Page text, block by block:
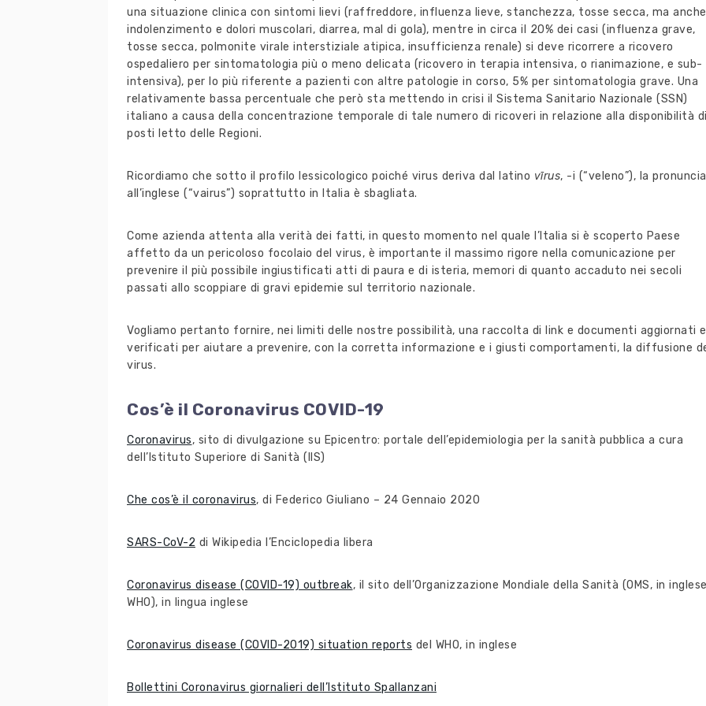
una situazione clinica con sintomi lievi (raffreddore, influenza lieve, stanchezza, tosse secca, ma anche
indolenzimento e dolori muscolari, diarrea, mal di gola), mentre in circa il 20% dei casi (influenza grave,
tosse secca, polmonite virale interstiziale atipica, insufficienza renale) si deve ricorrere a ricovero
ospedaliero per sintomatologia più o meno delicata (ricovero in terapia intensiva, o rianimazione, e sub-
intensiva), per lo più riferente a pazienti con altre patologie in corso, 5% per sintomatologia grave. Una
relativamente bassa percentuale che però sta mettendo in crisi il Sistema Sanitario Nazionale (SSN)
italiano a causa della concentrazione temporale di tale numero di ricoveri in relazione alla disponibilità
posti letto delle Regioni.
Ricordiamo che sotto il profilo lessicologico poiché virus deriva dal latino vīrus, -i (“veleno”), la pronuncia
all’inglese (“vairus”) soprattutto in Italia è sbagliata.
Come azienda attenta alla verità dei fatti, in questo momento nel quale l’Italia si è scoperto Paese
affetto da un pericoloso focolaio del virus, è importante il massimo rigore nella comunicazione per
prevenire il più possibile ingiustificati atti di paura e di isteria, memori di quanto accaduto nei secoli
passati allo scoppiare di gravi epidemie sul territorio nazionale.
Vogliamo pertanto fornire, nei limiti delle nostre possibilità, una raccolta di link e documenti aggiornati e
verificati per aiutare a prevenire, con la corretta informazione e i giusti comportamenti, la diffusione
virus.
Cos’è il Coronavirus COVID-19
Coronavirus, sito di divulgazione su Epicentro: portale dell’epidemiologia per la sanità pubblica a cura
dell’Istituto Superiore di Sanità (IIS)
Che cos’è il coronavirus, di Federico Giuliano – 24 Gennaio 2020
SARS-CoV-2 di Wikipedia l’Enciclopedia libera
Coronavirus disease (COVID-19) outbreak, il sito dell’Organizzazione Mondiale della Sanità (OMS, in
WHO), in lingua inglese
Coronavirus disease (COVID-2019) situation reports del WHO, in inglese
Bollettini Coronavirus giornalieri dell’Istituto Spallanzani